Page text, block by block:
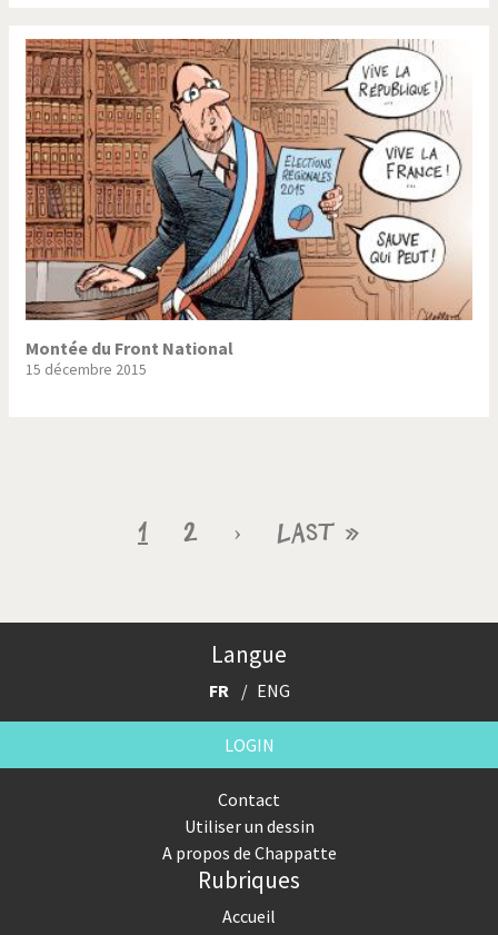
Montée du Front National
15 décembre 2015
Page
1 Page
2
Page
›
Dernière
Last »
Langue
FR ENG
LOGIN
Contact
Utiliser un dessin
A propos de Chappatte
Rubriques
Accueil